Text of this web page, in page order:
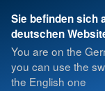
Sie befinden sich
deutschen
You are on the
you can use the
the English one